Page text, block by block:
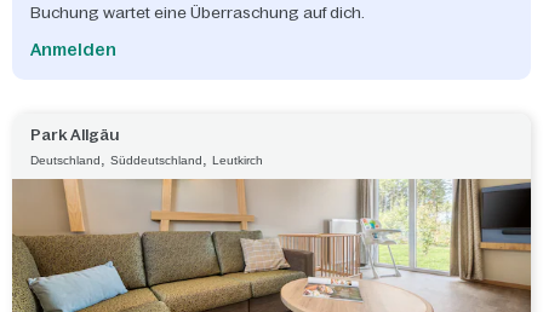
Buchung wartet eine Überraschung auf dich.
Anmelden
Park Allgäu
Deutschland, Süddeutschland, Leutkirch